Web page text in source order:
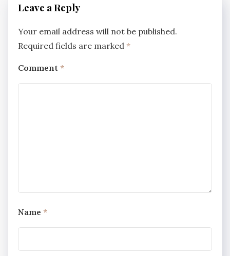
Leave a Reply
Your email address will not be published.
Required fields are marked *
Comment *
Name *